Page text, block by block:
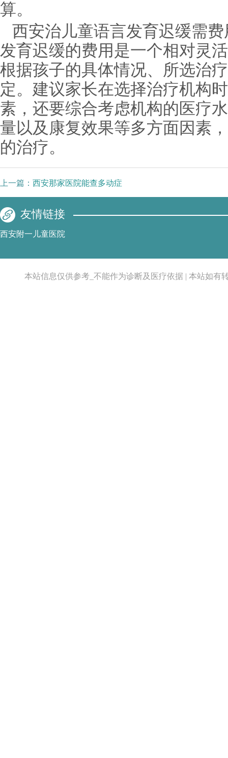
算。
西安治儿童语言发育迟缓需
发育迟缓的费用是一个相对灵
根据孩子的具体情况、所选治
定。建议家长在选择治疗机构
素，还要综合考虑机构的医疗
量以及康复效果等多方面因素
的治疗。
上一篇： 西安那家医院能查多动症
友情链接
西安附一儿童医院
本站信息仅供参考_不能作为诊断及医疗依据 | 本站如